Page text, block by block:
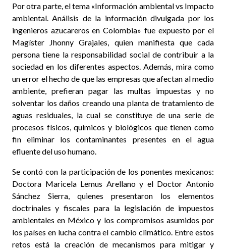
Por otra parte, el tema «Información ambiental vs Impacto
ambiental. Análisis de la información divulgada por los
ingenieros azucareros en Colombia» fue expuesto por el
Magíster Jhonny Grajales, quien manifiesta que cada
persona tiene la responsabilidad social de contribuir a la
sociedad en los diferentes aspectos. Además, mira como
un error el hecho de que las empresas que afectan al medio
ambiente, prefieran pagar las multas impuestas y no
solventar los daños creando una planta de tratamiento de
aguas residuales, la cual se constituye de una serie de
procesos físicos, químicos y biológicos que tienen como
fin eliminar los contaminantes presentes en el agua
efluente del uso humano.
Se contó con la participación de los ponentes mexicanos:
Doctora Maricela Lemus Arellano y el Doctor Antonio
Sánchez Sierra, quienes presentaron los elementos
doctrinales y fiscales para la legislación de impuestos
ambientales en México y los compromisos asumidos por
los países en lucha contra el cambio climático. Entre estos
retos está la creación de mecanismos para mitigar y